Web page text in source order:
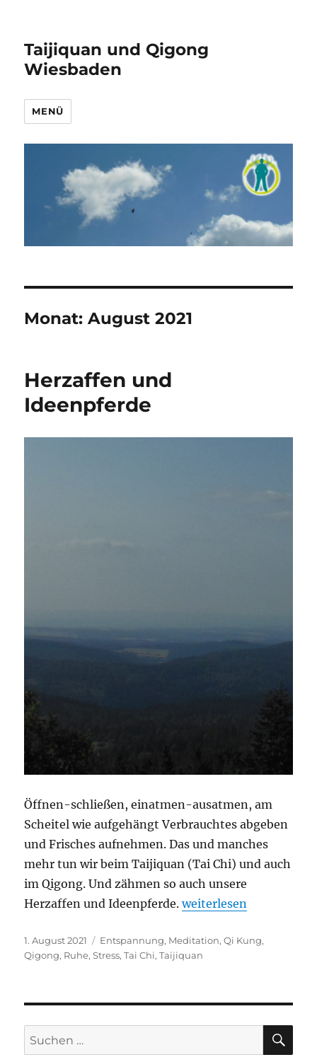
Taijiquan und Qigong
Wiesbaden
MENÜ
Monat:August 2021
Herzaffen und
Ideenpferde
Öffnen-schließen, einatmen-ausatmen, am
Scheitel wie aufgehängt Verbrauchtes abgeben
und Frisches aufnehmen. Das und manches
mehr tun wir beim Taijiquan (Tai Chi) und auch
im Qigong. Und zähmen so auch unsere
Herzaffen und Ideenpferde.„Herzaffen und
weiterlesen
Veröffentlicht
am
1. August 2021 Schlagwörter
Entspannung, Meditation,Qi Kung,
Qigong, Ruhe,Stress,Tai Chi,Taijiquan
Suchen
nach: